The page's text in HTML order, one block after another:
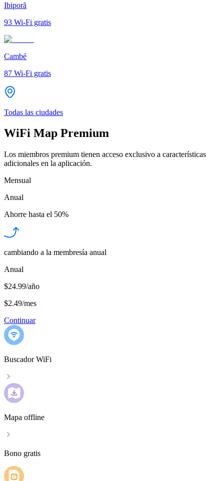
Ibiporã
93 Wi-Fi gratis
Cambé
87 Wi-Fi gratis
Todas las ciudades
WiFi Map Premium
Los miembros premium tienen acceso exclusivo a características
adicionales en la aplicación.
Mensual
Anual
Ahorre hasta el 50%
cambiando a la membresía anual
Anual
$24.99/año
$2.49/mes
Continuar
Buscador WiFi
Mapa offline
Bono gratis